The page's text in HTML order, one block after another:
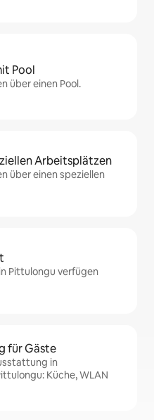
Pool
über einen Pool.
Arbeitsplätzen
über einen speziellen
Pittulongu verfügen
für Gäste
in
Küche, WLAN